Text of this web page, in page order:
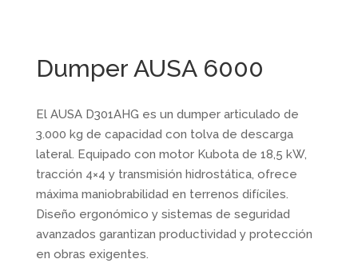
Dumper AUSA 6000
El AUSA D301AHG es un dumper articulado de
3.000 kg de capacidad con tolva de descarga
lateral. Equipado con motor Kubota de 18,5 kW,
tracción 4×4 y transmisión hidrostática, ofrece
máxima maniobrabilidad en terrenos difíciles.
Diseño ergonómico y sistemas de seguridad
avanzados garantizan productividad y protección
en obras exigentes.